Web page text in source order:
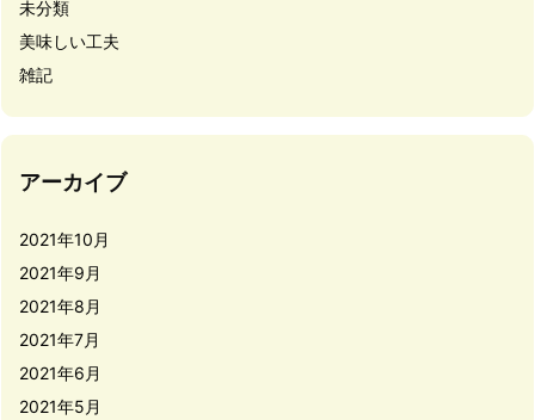
未分類
美味しい工夫
雑記
アーカイブ
2021年10月
2021年9月
2021年8月
2021年7月
2021年6月
2021年5月